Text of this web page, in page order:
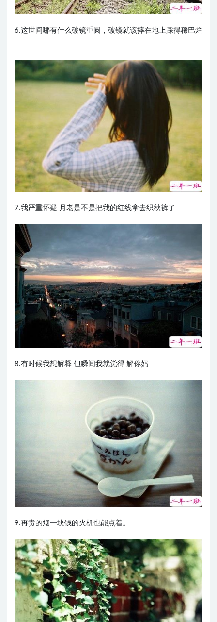
6.这世间哪有什么破镜重圆，破镜就该摔在地上踩得稀巴烂
7.我严重怀疑 月老是不是把我的红线拿去织秋裤了
8.有时候我想解释 但瞬间我就觉得 解你妈 ​​​​
9.再贵的烟一块钱的火机也能点着。